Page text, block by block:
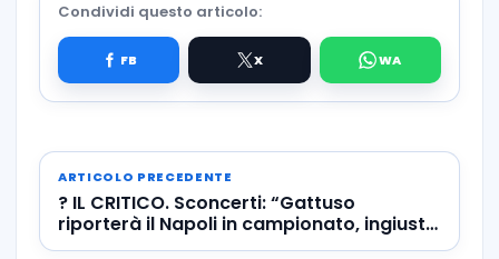
Condividi questo articolo:
ARTICOLO PRECEDENTE
? IL CRITICO. Sconcerti: “Gattuso
riporterà il Napoli in campionato, ingiuste
le critiche a Giuntoli”